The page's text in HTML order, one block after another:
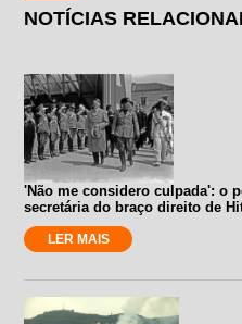
NOTÍCIAS
'Não me considero culpada': o
secretária do braço direito de
LER MAIS